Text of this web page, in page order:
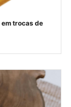
trocas de